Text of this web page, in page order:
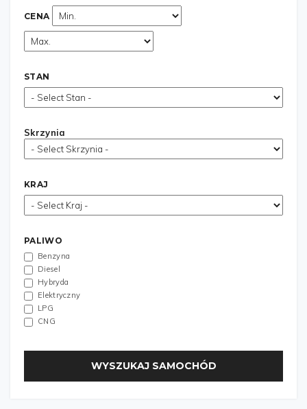
CENA
STAN
Skrzynia
KRAJ
PALIWO
Benzyna
Diesel
Hybryda
Elektryczny
LPG
CNG
WYSZUKAJ SAMOCHÓD